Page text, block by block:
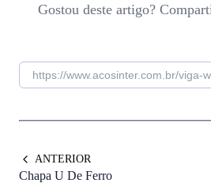
Gostou deste artigo?
ANTERIOR
Chapa U De Ferro